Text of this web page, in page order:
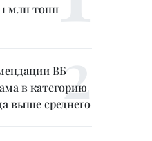
млн тонн
ВБ
в категорию
выше среднего